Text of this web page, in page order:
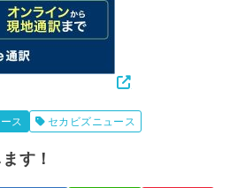
ス セカビズニュース
す！